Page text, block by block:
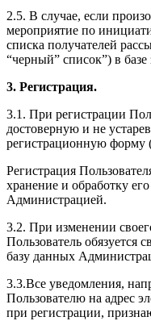
2.5. В случае, если
мероприятие по
списка получателей
“черный” список”) в базе
3. Регистрация.
3.1. При регистрации
достоверную и не
регистрационную форму
Регистрация
хранение и обработку
Администрацией.
3.2. При изменении
Пользователь обязуется
базу данных
3.3.Все уведомления,
Пользователю на адрес
при регистрации,